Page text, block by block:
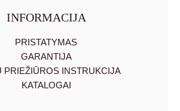
INFORMACIJA
PRISTATYMAS
GARANTIJA
PRIEŽIŪROS INSTRUKCIJA
KATALOGAI